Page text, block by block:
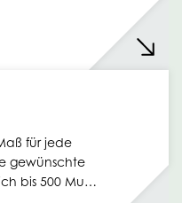
für jede
gewünschte
bis 500 Mu…